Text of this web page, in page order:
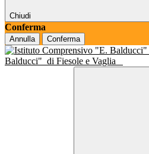
Chiudi
Conferma
Annulla Conferma
Balducci" di Fiesole e Vaglia